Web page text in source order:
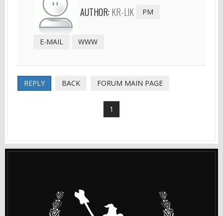
AUTHOR: KR-LIK PM
E-MAIL WWW
REPLY BACK FORUM MAIN PAGE
1